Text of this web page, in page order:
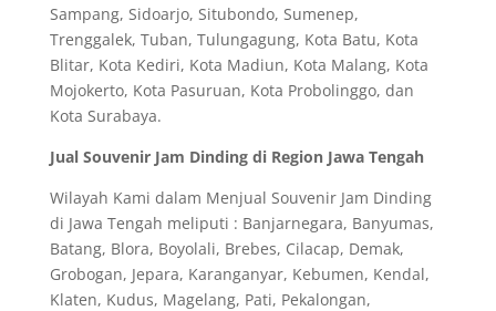
Sampang, Sidoarjo, Situbondo, Sumenep,
Trenggalek, Tuban, Tulungagung, Kota Batu, Kota
Blitar, Kota Kediri, Kota Madiun, Kota Malang, Kota
Mojokerto, Kota Pasuruan, Kota Probolinggo, dan
Kota Surabaya.
Jual Souvenir Jam Dinding di Region Jawa Tengah
Wilayah Kami dalam Menjual Souvenir Jam Dinding
di Jawa Tengah meliputi : Banjarnegara, Banyumas,
Batang, Blora, Boyolali, Brebes, Cilacap, Demak,
Grobogan, Jepara, Karanganyar, Kebumen, Kendal,
Klaten, Kudus, Magelang, Pati, Pekalongan,